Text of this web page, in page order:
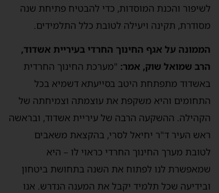
לשיפור והכנת המוסדות, כדי להבטיח פתיחת שנה
מסודרת, תקינה ויעילה לטובת כלל התלמידים.
הממונה על אגף החינוך החרדי בעיריית אשדוד,
הרב שמואל שוק, אמר: "מערכת החינוך החרדית
באשדוד מתפתחת היטב בסייעתא דשמיא בכל
התחומים והיא משקפת את עוצמתה וצמיחתה של
הקהילה. ההשקעה הרבה של עיריית אשדוד, ובראשה
ראש העיר ד"ר יחיאל לסרי, בהקצאת משאבים
לטובת מערך החינוך החרדי כראוי לו – היא
שמאפשרת לנו לפתוח את השנה בתחושת ביטחון
ובידיעה שכל תלמיד יקבל את המענה הנדרש. אנו